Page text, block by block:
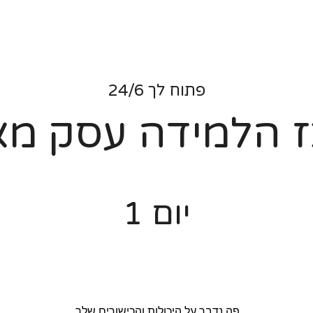
פתוח לך 24/6
הלמידה עסק
יום 1